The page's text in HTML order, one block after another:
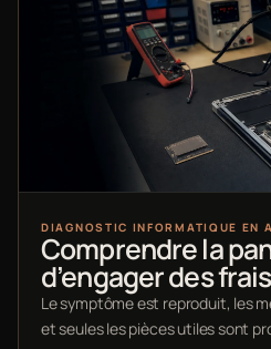
DIAGNOSTIC INFORMATIQUE EN
Comprendre la
d’engager des frais
Le symptôme est reproduit, les
et seules les pièces utiles sont